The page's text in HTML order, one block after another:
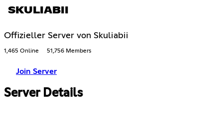
SKULIABII
Offizieller Server von Skuliabii
1,465 Online 51,756 Members
Join Server
Server Details